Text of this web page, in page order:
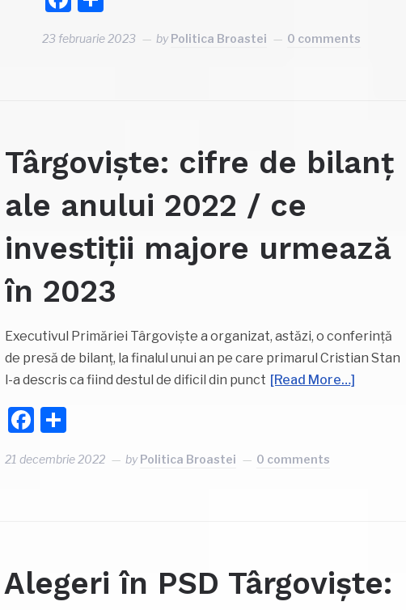
23 februarie 2023 byPolitica Broastei 0 comments
Târgoviște: cifre de bilanț
ale anului 2022 / ce
investiții majore urmează
în 2023
Executivul Primăriei Târgoviște a organizat, astăzi, o conferință
de presă de bilanț, la finalul unui an pe care primarul Cristian Stan
l-a descris ca fiind destul de dificil din punct [Read More…]
Facebook
21 decembrie 2022 byPolitica Broastei 0 comments
Alegeri în PSD Târgoviște: